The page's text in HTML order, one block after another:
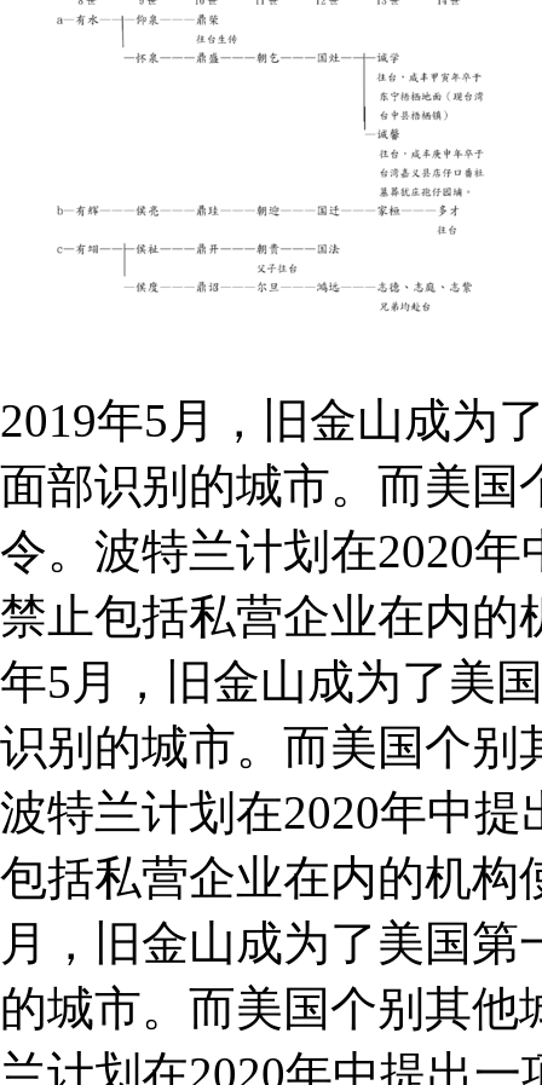
2019年5月，旧金山成为
面部识别的城市。而美国
令。波特兰计划在2020
禁止包括私营企业在内的
年5月，旧金山成为了美
识别的城市。而美国个别
波特兰计划在2020年中
包括私营企业在内的机构
月，旧金山成为了美国
的城市。而美国个别其
兰计划在2020年中提出